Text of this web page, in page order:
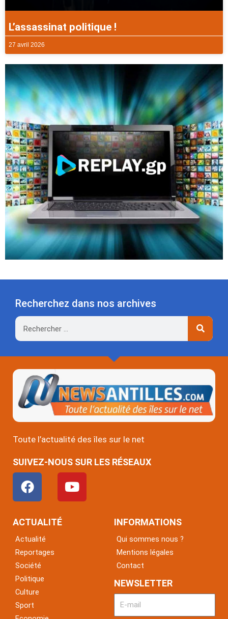
L’assassinat politique !
27 avril 2026
Recherchez dans nos archives
Rechercher
Toute l’actualité des îles sur le net
SUIVEZ-NOUS SUR LES RÉSEAUX
F
a
c
e
o
o
k
Y
o
u
ACTUALITÉ
Actualité
Reportages
Société
Politique
Culture
Sport
INFORMATIONS
Qui sommes nous ?
Mentions légales
Contact
NEWSLETTER